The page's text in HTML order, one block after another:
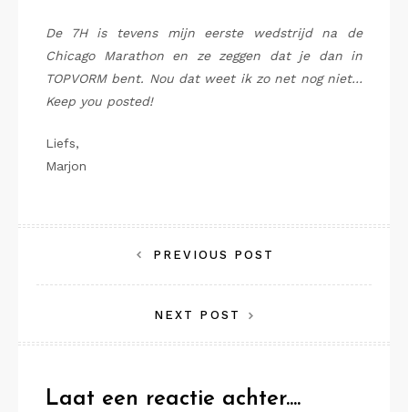
De 7H is tevens mijn eerste wedstrijd na de
Chicago Marathon en ze zeggen dat je dan in
TOPVORM bent. Nou dat weet ik zo net nog niet…
Keep you posted!
Liefs,
Marjon
navigatie
PREVIOUS POST
NEXT POST
Laat een reactie achter....